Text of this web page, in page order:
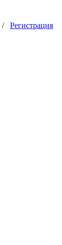
/ Регистрация